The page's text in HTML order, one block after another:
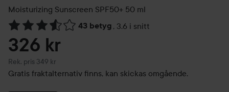
Moisturizing Sunscreen SPF50+ 50 ml
43 betyg , 3.6 i snitt
Hoppa till Betyg & kommentarer
326 kr
Rek. pris 349 kr
Rekommenderat pris 349 kr
Gratis fraktalternativ finns, kan skickas omgående.